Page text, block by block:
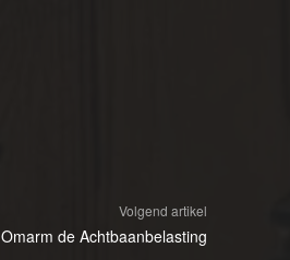
Volgend artikel
Omarm de Achtbaanbelasting